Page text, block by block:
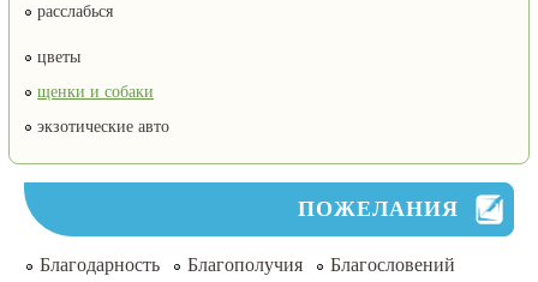
расслабься
цветы
щенки и собаки
экзотические авто
ПОЖЕЛАНИЯ
Благодарность Благополучия
Благословений